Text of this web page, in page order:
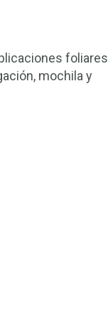
foliares
mochila y